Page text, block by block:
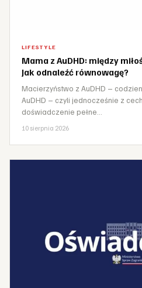
LIFESTYLE
Mama z AuDHD: między
Jak odnaleźć równowagę?
Macierzyństwo z AuDHD –
AuDHD – czyli jednocześnie z
doświadczenie pełne…
10 sierpnia 2026